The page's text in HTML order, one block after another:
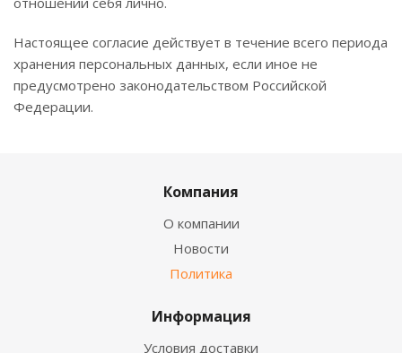
Настоящее согласие действует в течение всего периода
хранения персональных данных, если иное не
предусмотрено законодательством Российской
Федерации.
Компания
О компании
Новости
Политика
Информация
Условия доставки